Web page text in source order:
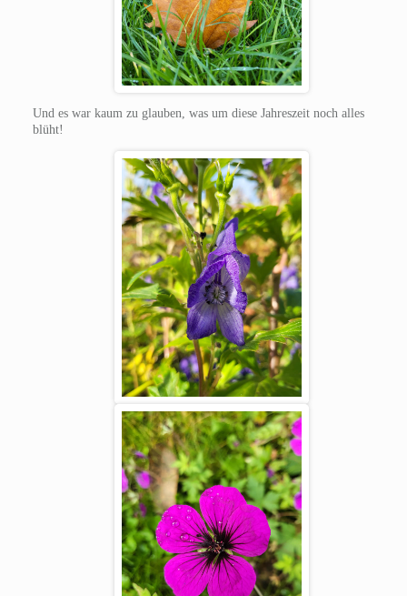
Und es war kaum zu glauben, was um diese Jahreszeit noch alles
blüht!